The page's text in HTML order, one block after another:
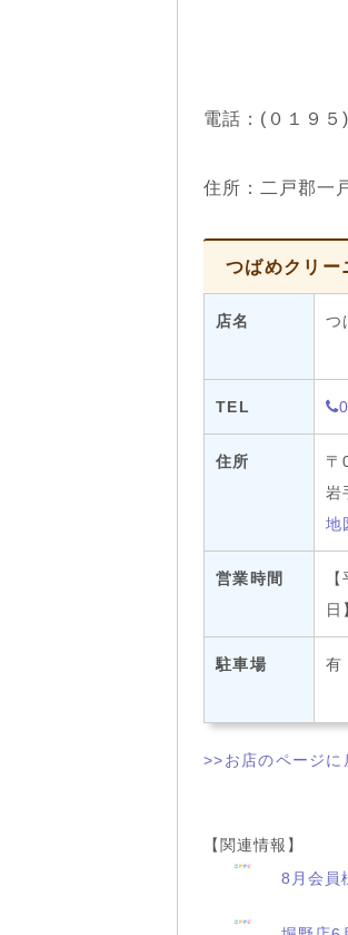
電話：(０１９５
住所：二戸郡一
つばめクリー
店名 つ
TEL
住所
〒
岩
地
営業時間
駐車場 有
>>お店のページに
【関連情報】
8月会員